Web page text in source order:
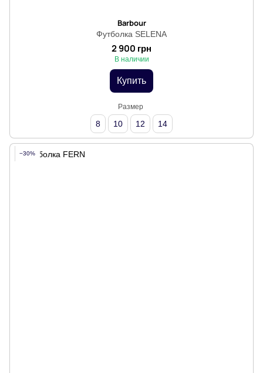
Barbour
Футболка SELENA
2 900 грн
В наличии
Купить
Размер
8 10 12 14
−30%